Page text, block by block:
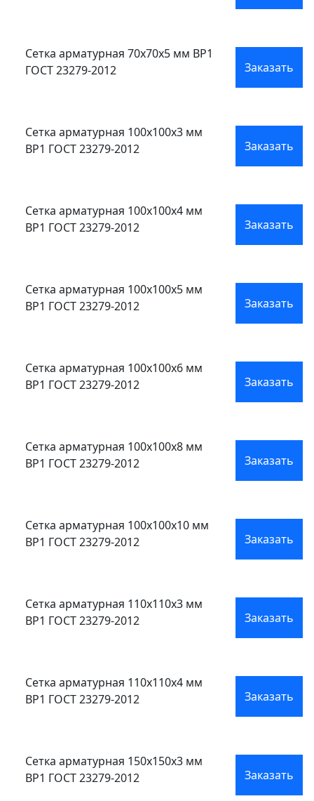
Сетка арматурная 70x70x5 мм ВР1
ГОСТ 23279-2012
Заказать
Сетка арматурная 100x100x3 мм
ВР1 ГОСТ 23279-2012
Заказать
Сетка арматурная 100x100x4 мм
ВР1 ГОСТ 23279-2012
Заказать
Сетка арматурная 100x100x5 мм
ВР1 ГОСТ 23279-2012
Заказать
Сетка арматурная 100x100x6 мм
ВР1 ГОСТ 23279-2012
Заказать
Сетка арматурная 100x100x8 мм
ВР1 ГОСТ 23279-2012
Заказать
Сетка арматурная 100x100x10 мм
ВР1 ГОСТ 23279-2012
Заказать
Сетка арматурная 110x110x3 мм
ВР1 ГОСТ 23279-2012
Заказать
Сетка арматурная 110x110x4 мм
ВР1 ГОСТ 23279-2012
Заказать
Сетка арматурная 150x150x3 мм
ВР1 ГОСТ 23279-2012
Заказать